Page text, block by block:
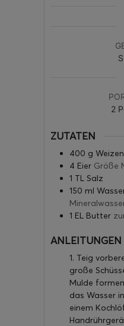
2
ZUTATEN
400 g
4 Eier Größe
1 TL Salz
150 ml
1 EL Butter
ANLEITUNGEN
1. Teig
große
Mulde
das Wasser
einem